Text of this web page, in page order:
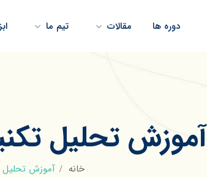
دوره ها مقالات تیم ما
آموزش تحلیل
خانه آموزش تحلیل